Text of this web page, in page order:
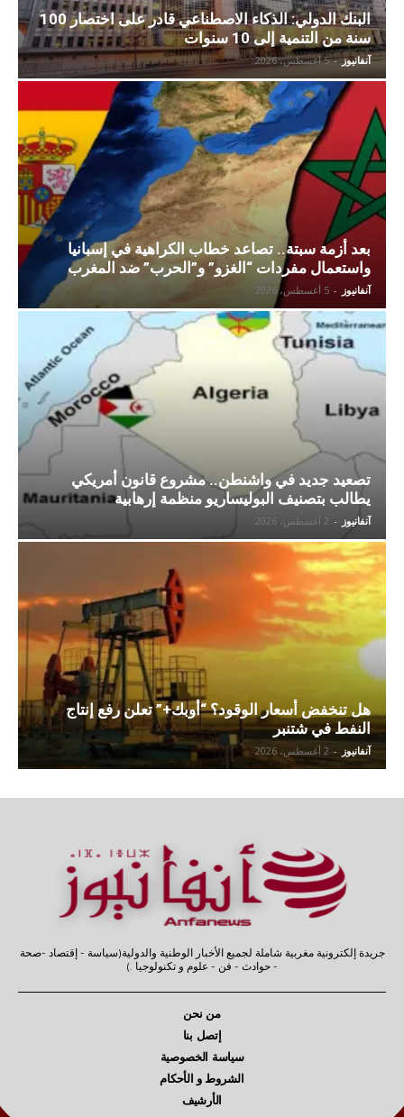
البنك الدولي: الذكاء الاصطناعي قادر على اختصار 100
سنة من التنمية إلى 10 سنوات
آنفانيوز - 5 أغسطس، 2026
بعد أزمة سبتة.. تصاعد خطاب الكراهية في إسبانيا
واستعمال مفردات “الغزو” و”الحرب” ضد المغرب
آنفانيوز - 5 أغسطس، 2026
تصعيد جديد في واشنطن.. مشروع قانون أمريكي
يطالب بتصنيف البوليساريو منظمة إرهابية
آنفانيوز - 2 أغسطس، 2026
هل تنخفض أسعار الوقود؟ “أوبك+” تعلن رفع إنتاج
النفط في شتنبر
آنفانيوز - 2 أغسطس، 2026
جريدة إلكترونية مغربية شاملة لجميع الأخبار الوطنية والدولية(سياسة - إقتصاد -صحة
- حوادث - فن - علوم و تكنولوجيا .)
من نحن
إتصل بنا
سياسة الخصوصية
الشروط و الأحكام
الأرشيف